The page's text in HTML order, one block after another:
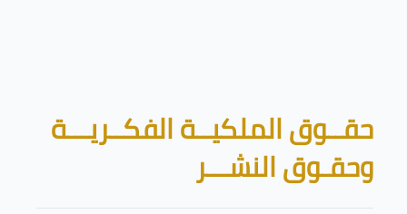
الكتل
حقــوق الملكيــة الفكــريـــة
وحقـوق النشـــر